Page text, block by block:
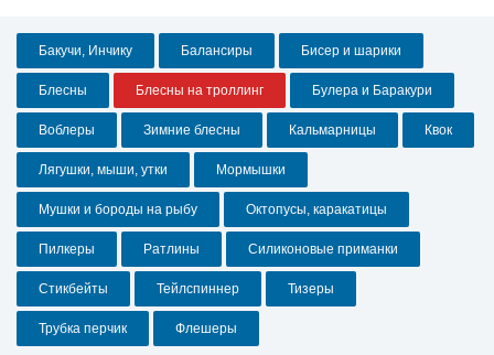
Бакучи, Инчику Балансиры Бисер и шарики
Блесны Блесны на троллинг Булера и Баракури
Воблеры Зимние блесны Кальмарницы Квок
Лягушки, мыши, утки Мормышки
Мушки и бороды на рыбу Октопусы, каракатицы
Пилкеры Ратлины Силиконовые приманки
Стикбейты Тейлспиннер Тизеры
Трубка перчик Флешеры